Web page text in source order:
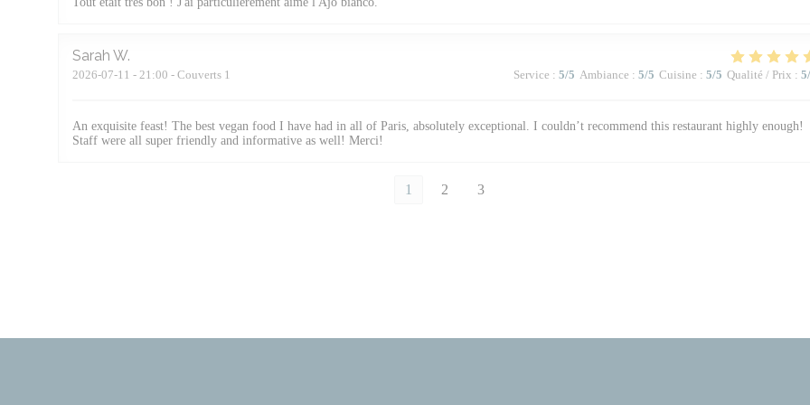
Sarah W
2026-07-11 - 21:00 - Couverts 1 Service : 5/5 Ambiance : 5/5 Cuisine : 5/5 Qualité / Prix : 5
An exquisite feast! The best vegan food I have had in all of Paris, absolutely exceptional. I couldn’t recommend this restaurant highly enough!
Staff were all super friendly and informative as well! Merci!
1 2 3